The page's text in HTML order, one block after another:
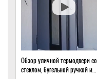
Обзор уличной термодвери со
стеклом, бугельной ручкой и